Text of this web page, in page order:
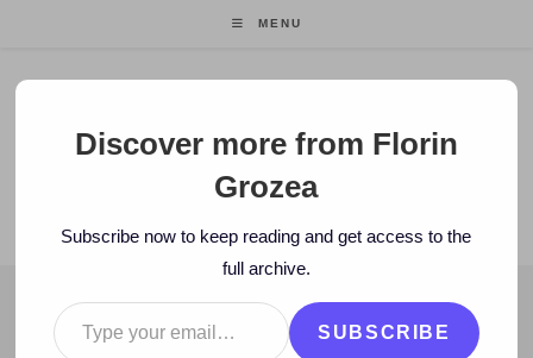
MENU
Florin Grozea
ENTREPRENEUR. FOUNDER/CEO MOCAPP.
BLOG
Discover more from Florin
Grozea
Subscribe now to keep reading and get access to the
full archive.
Type your email…
SUBSCRIBE